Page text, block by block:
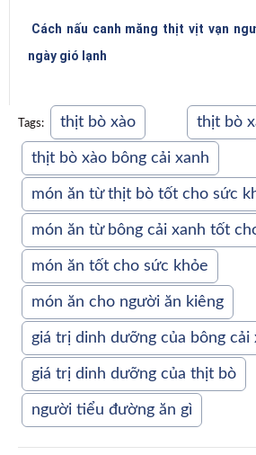
Cách nấu canh măng thịt vịt vạn
ngày gió lạnh
Tags: thịt bò xào thịt bò
thịt bò xào bông cải xanh
món ăn từ thịt bò tốt cho sức
món ăn từ bông cải xanh tốt
món ăn tốt cho sức khỏe
món ăn cho người ăn kiêng
giá trị dinh dưỡng của bông cải
giá trị dinh dưỡng của thịt bò
người tiểu đường ăn gì